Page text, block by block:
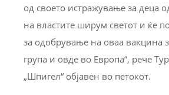
од своето истражување за деца
на властите ширум светот и ќе
за одобрување на оваа вакцина
група и овде во Европа“, рече
„Шпигел“ објавен во петокот.